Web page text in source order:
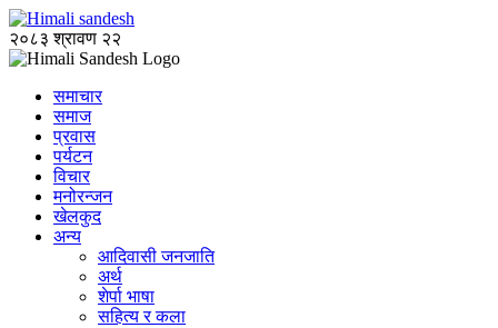
२०८३ श्रावण २२
समाचार
समाज
प्रवास
पर्यटन
विचार
मनोरन्जन
खेलकुद
अन्य
आदिवासी जनजाति
अर्थ
शेर्पा भाषा
सहित्य र कला